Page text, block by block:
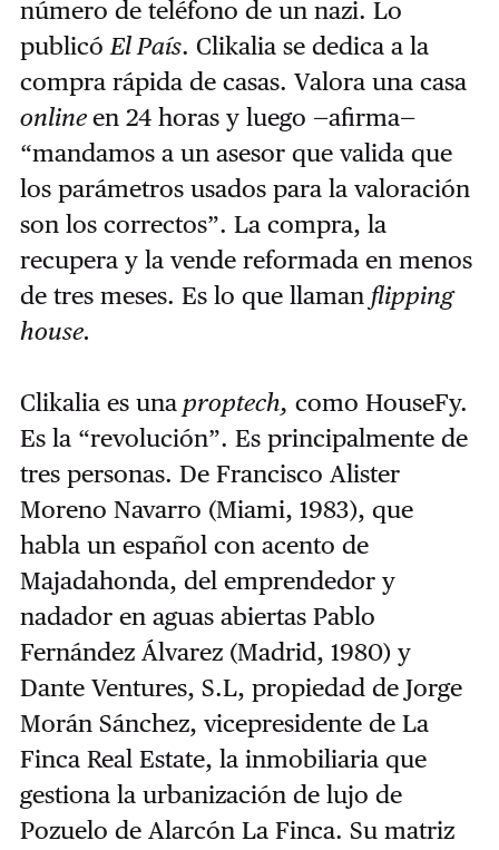
número de teléfono de un nazi. Lo
publicóEl País. Clikalia se dedica a la
compra rápida de casas. Valora una casa
onlineen 24 horas y luego —afirma—
“mandamos a un asesor que valida que
los parámetros usados para la valoración
son los correctos”. La compra, la
recupera y la vende reformada en menos
de tres meses. Es lo que llaman flipping
house.
Clikalia es unaproptech, como HouseFy.
Es la “revolución”. Es principalmente de
tres personas. De Francisco Alister
Moreno Navarro (Miami, 1983), que
habla un español con acento de
Majadahonda, del emprendedor y
nadador en aguas abiertas Pablo
Fernández Álvarez (Madrid, 1980) y
Dante Ventures, S.L, propiedad de Jorge
Morán Sánchez, vicepresidente de La
Finca Real Estate, la inmobiliaria que
gestiona la urbanización de lujo de
Pozuelo de Alarcón La Finca. Su matriz